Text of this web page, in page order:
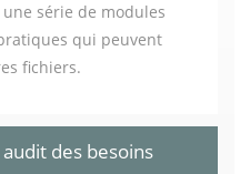
série de modules
qui peuvent
fichiers.
des besoins